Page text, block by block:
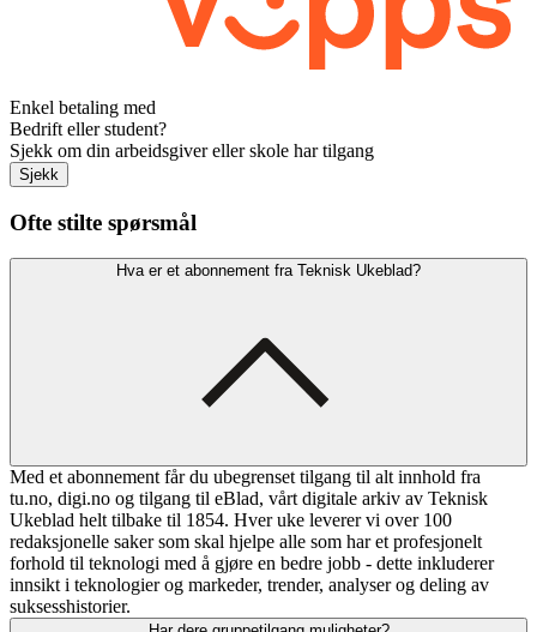
Enkel betaling med
Bedrift eller student?
Sjekk om din arbeidsgiver eller skole har tilgang
Sjekk
Ofte stilte spørsmål
Hva er et abonnement fra Teknisk Ukeblad?
Med et abonnement får du ubegrenset tilgang til alt innhold fra
tu.no, digi.no og tilgang til eBlad, vårt digitale arkiv av Teknisk
Ukeblad helt tilbake til 1854. Hver uke leverer vi over 100
redaksjonelle saker som skal hjelpe alle som har et profesjonelt
forhold til teknologi med å gjøre en bedre jobb - dette inkluderer
innsikt i teknologier og markeder, trender, analyser og deling av
suksesshistorier.